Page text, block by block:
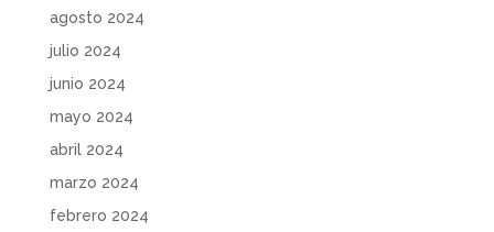
agosto 2024
julio 2024
junio 2024
mayo 2024
abril 2024
marzo 2024
febrero 2024